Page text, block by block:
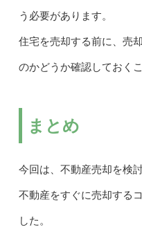
う必要があります。
住宅を売却する前に、売
のかどうか確認しておく
まとめ
今回は、不動産売却を検
不動産をすぐに売却する
した。